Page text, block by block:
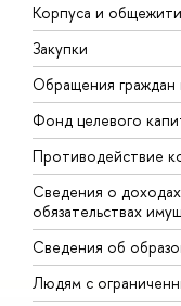
Корпуса и
Закупки
Обращения
Фонд целевого
Противодействие
Сведения о
обязательствах
Сведения об
Людям с